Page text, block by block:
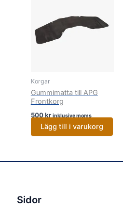
Korgar
Gummimatta till APG
Frontkorg
500kr inklusive moms
Lägg till i varukorg
Sidor